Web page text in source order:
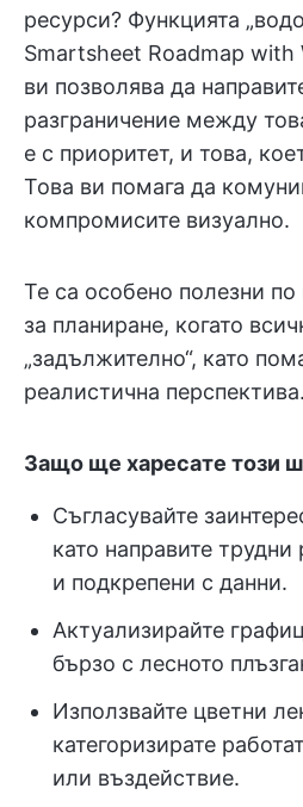
ресурси? Функцията
Smartsheet Roadmap with
ви позволява да
разграничение между
е с приоритет, и това,
Това ви помага да
компромисите визуално.
Те са особено полезни
за планиране, когато
„задължително“, като
реалистична перспектива.
Защо ще харесате този
Съгласувайте
като направите
и подкрепени с данни.
Актуализирайте
бързо с лесното
Използвайте цветни
категоризирате
или въздействие.